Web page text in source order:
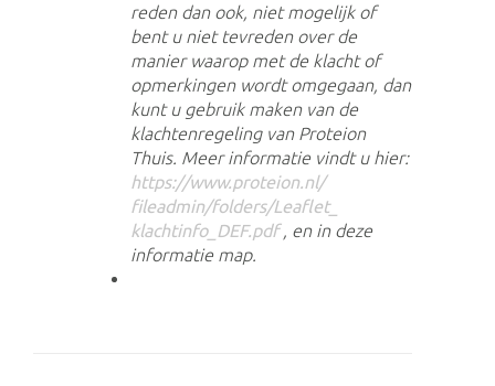
reden dan ook, niet mogelijk of
bent u niet tevreden over de
manier waarop met de klacht of
opmerkingen wordt omgegaan, dan
kunt u gebruik maken van de
klachtenregeling van Proteion
Thuis. Meer informatie vindt u hier:
https://www.proteion.nl/
fileadmin/folders/Leaflet_
klachtinfo_DEF.pdf, en in deze
informatie map.